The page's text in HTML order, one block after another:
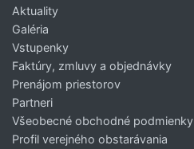
Aktuality
Galéria
Vstupenky
Faktúry, zmluvy a objednávky
Prenájom priestorov
Partneri
Všeobecné obchodné podmienky
Profil verejného obstarávania